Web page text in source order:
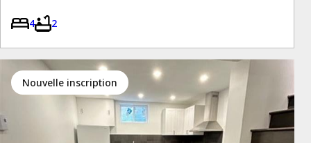
4 2
Nouvelle inscription